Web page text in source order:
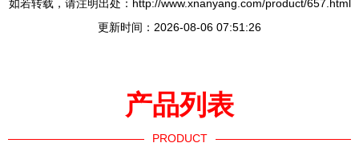
如若转载，请注明出处：http://www.xnanyang.com/product/657.html
更新时间：2026-08-06 07:51:26
产品列表
PRODUCT